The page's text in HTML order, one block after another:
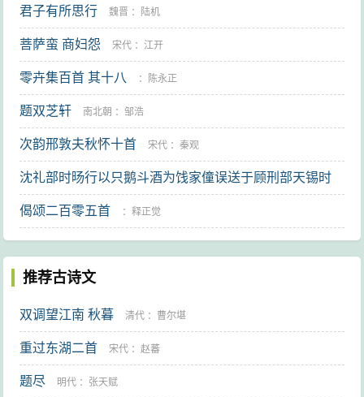
君子有所思行 魏晋 ： 陆机
菩萨蛮 商妇怨 宋代 ： 江开
零卉集百首 其十八 ： 陈永正
题双芝轩 南北朝 ：邹浩
次韵邢敦夫秋怀十首 宋代 ：秦观
沈礼部时旸行以只鹅斗酒为饯家僮误送于顾刑部天锡时
晹去始知之戏作小诗奉寄
偈颂二百零五首 ：释正觉
推荐古诗文
双调望江南 秋暮 清代 ： 曹尔堪
重过东湖二首 宋代 ：赵蕃
题尽 明代 ： 张天赋